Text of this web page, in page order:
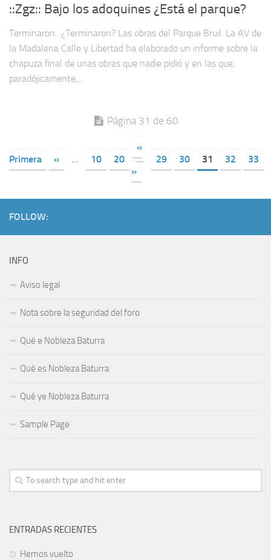
::Zgz:: Bajo los adoquines ¿Está el parque?
Terminaron.. ¿Terminaron? Las obras del Parque Bruil. La AV de
la Madalena Calle y Libertad ha elaborado un informe sobre la
chapuza final de unas obras que nadie pidió y en las que,
paradójicamente,...
Página 31 de 60
«
Primera
« ... 10 20 ... 29 30 31 32
33
»
FOLLOW:
INFO
Aviso legal
Nota sobre la seguridad del foro
Qué e Nobleza Baturra
Qué es Nobleza Baturra
Qué ye Nobleza Baturra
Sample Page
ENTRADAS RECIENTES
Hemos vuelto